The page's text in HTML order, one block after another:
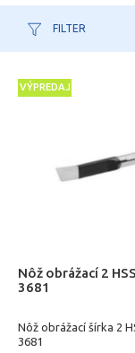
FILTER
VÝPREDAJ
Nôž obrážací 2
3681
Nôž obrážací šírka 2
3681